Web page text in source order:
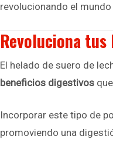
revolucionando el
Revoluciona
El helado de suero de
beneficios digestivos
Incorporar este tipo de
promoviendo una